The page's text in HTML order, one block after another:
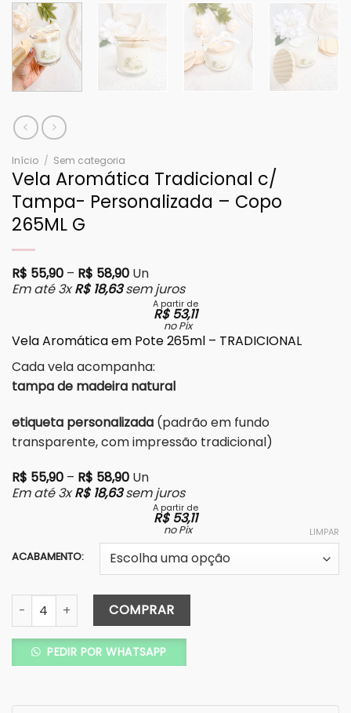
Início / Sem categoria
Vela Aromática Tradicional c/
Tampa- Personalizada – Copo
265ML G
R$ 55,90 – R$ 58,90Faixa de preço: R$ 55,90 através R$
Un
Em até 3xR$18,63sem juros
A partir de
R$53,11
no Pix
Vela Aromática em Pote 265ml – TRADICIONAL
Cada vela acompanha:
tampa de madeira natural
etiqueta personalizada (padrão em fundo
transparente, com impressão tradicional)
R$ 55,90 – R$ 58,90Faixa de preço: R$ 55,90 através R$
Un
Em até 3xR$18,63sem juros
A partir de
R$53,11
no Pix
ACABAMENTO:
LIMPAR
Vela Aromática Tradicional c/ Tampa- Personalizada -
COMPRAR
PEDIR POR WHATSAPP